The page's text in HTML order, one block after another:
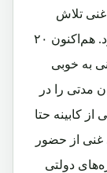
غنی تلاش
می‌کند تا فهرست نهایی با تاخیر صورت گیرد. هم‌اکنون ۲۰
به خوبی
مدتی را در
کابینه حتا
از حضور
دولتی